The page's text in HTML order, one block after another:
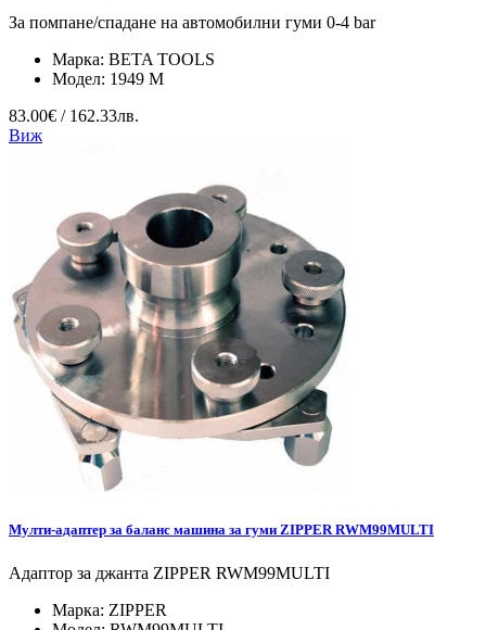
За помпане/спадане на автомобилни гуми 0-4 bar
Марка: BETA TOOLS
Модел: 1949 M
83.00€ / 162.33лв.
Виж
Мулти-адаптер за баланс машина за гуми ZIPPER RWM99MULTI
Адаптор за джанта ZIPPER RWM99MULTI
Марка: ZIPPER